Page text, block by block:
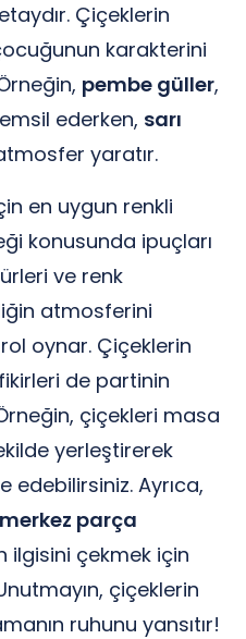
Çiçeklerin
karakterini
pembe güller,
ederken, sarı
yaratır.
en uygun renkli
konusunda ipuçları
ve renk
atmosferini
oynar. Çiçeklerin
fikirleri de partinin
çiçekleri masa
yerleştirerek
Ayrıca,
merkez parça
ilgisini çekmek için
çiçeklerin
ruhunu yansıtır!